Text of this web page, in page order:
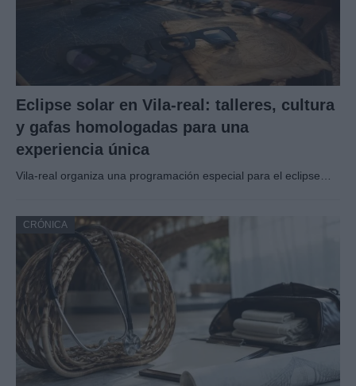
Eclipse solar en Vila-real: talleres, cultura
y gafas homologadas para una
experiencia única
Vila-real organiza una programación especial para el eclipse…
CRÓNICA